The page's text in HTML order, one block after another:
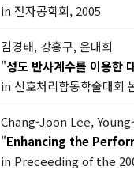
in 전자공학회, 2005
김경태, 강홍구, 윤대희
"성도 반사계수를 이용한
in 신호처리합동학술대회
Chang-Joon Lee,
"Enhancing the
in Preceeding of the